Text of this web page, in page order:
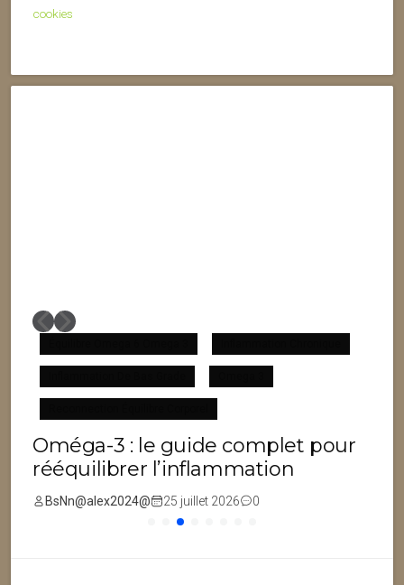
cookies
Oméga-3 : le guide complet pour
rééquilibrer l’inflammation
BsNn@alex2024@ 25 juillet 2026 0